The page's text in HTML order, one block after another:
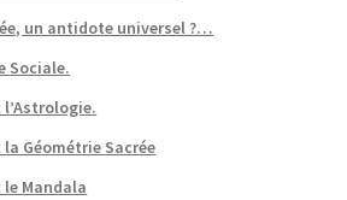
un antidote universel ?…
Sociale.
l’Astrologie.
la Géométrie Sacrée
le Mandala